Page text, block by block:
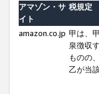
アマゾン・サ
イト
税規定
amazon.co.jp 甲は、
泉徴収
ものの
乙が当